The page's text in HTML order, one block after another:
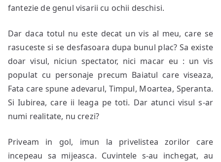
fantezie de genul visarii cu ochii deschisi.
Dar daca totul nu este decat un vis al meu, care se
rasuceste si se desfasoara dupa bunul plac? Sa existe
doar visul, niciun spectator, nici macar eu : un vis
populat cu personaje precum Baiatul care viseaza,
Fata care spune adevarul, Timpul, Moartea, Speranta.
Si Iubirea, care ii leaga pe toti. Dar atunci visul s-ar
numi realitate, nu crezi?
Priveam in gol, imun la privelistea zorilor care
incepeau sa mijeasca. Cuvintele s-au inchegat, au